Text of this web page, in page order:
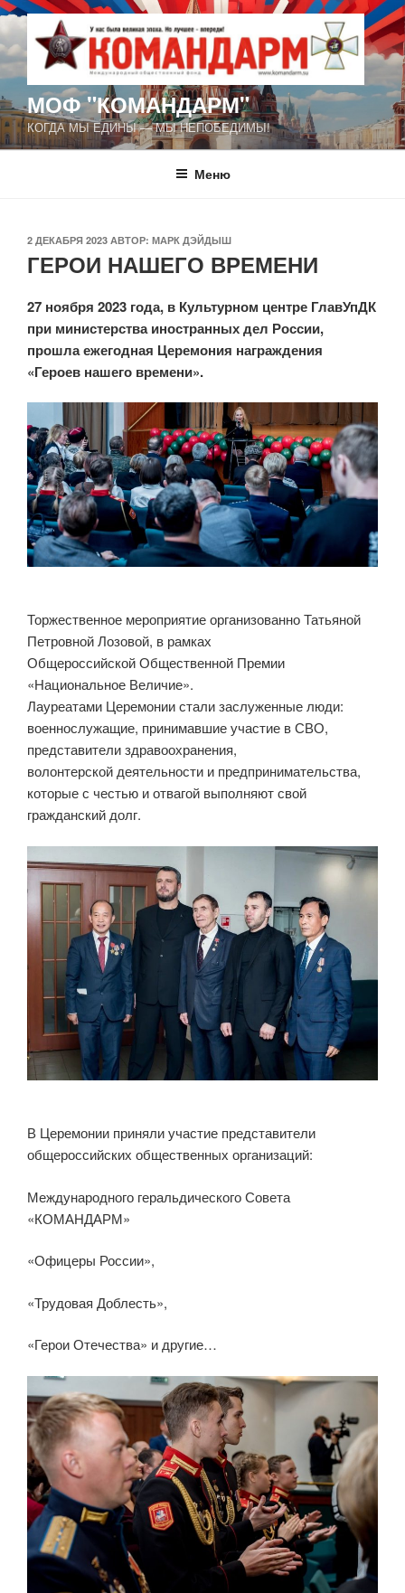
Перейти
к
содержимому
МОФ "КОМАНДАРМ"
КОГДА МЫ ЕДИНЫ — МЫ НЕПОБЕДИМЫ!
Меню
ОПУБЛИКОВАНО
2 ДЕКАБРЯ 2023 АВТОР: МАРК ДЭЙДЫШ
ГЕРОИ НАШЕГО ВРЕМЕНИ
27 ноября 2023 года, в Культурном центре ГлавУпДК
при министерства иностранных дел России,
прошла ежегодная Церемония награждения
«Героев нашего времени».
Торжественное мероприятие организованно Татьяной
Петровной Лозовой, в рамках
Общероссийской Общественной Премии
«Национальное Величие».
Лауреатами Церемонии стали заслуженные люди:
военнослужащие, принимавшие участие в СВО,
представители здравоохранения,
волонтерской деятельности и предпринимательства,
которые с честью и отвагой выполняют свой
гражданский долг.
В Церемонии приняли участие представители
общероссийских общественных организаций:
Международного геральдического Совета
«КОМАНДАРМ»
«Офицеры России»,
«Трудовая Доблесть»,
«Герои Отечества» и другие…